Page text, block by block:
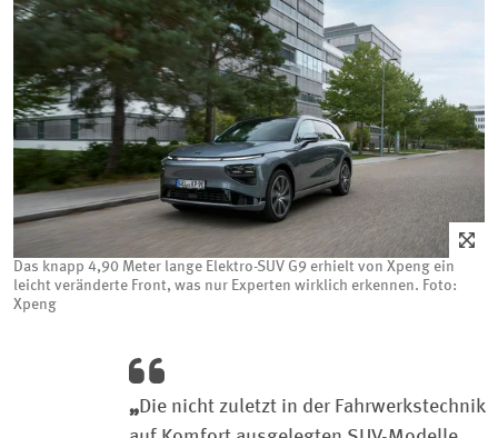
Das knapp 4,90 Meter lange Elektro-SUV G9 erhielt von Xpeng ein
leicht veränderte Front, was nur Experten wirklich erkennen. Foto:
Xpeng
„Die nicht zuletzt in der Fahrwerkstechnik